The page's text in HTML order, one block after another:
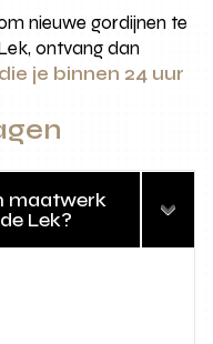
nieuwe gordijnen te
ontvang dan
je binnen 24 uur
maatwerk
Lek?